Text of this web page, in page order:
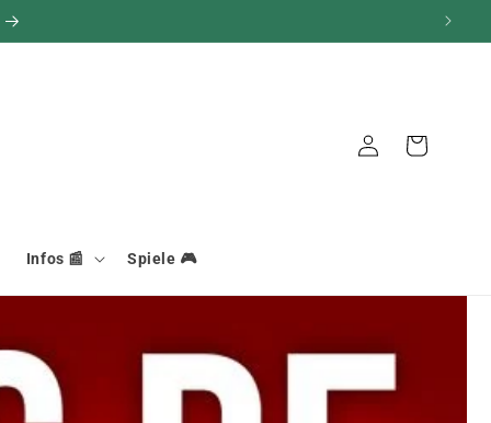
Infos 📰 Spiele 🎮
VerbindungWarenkorb